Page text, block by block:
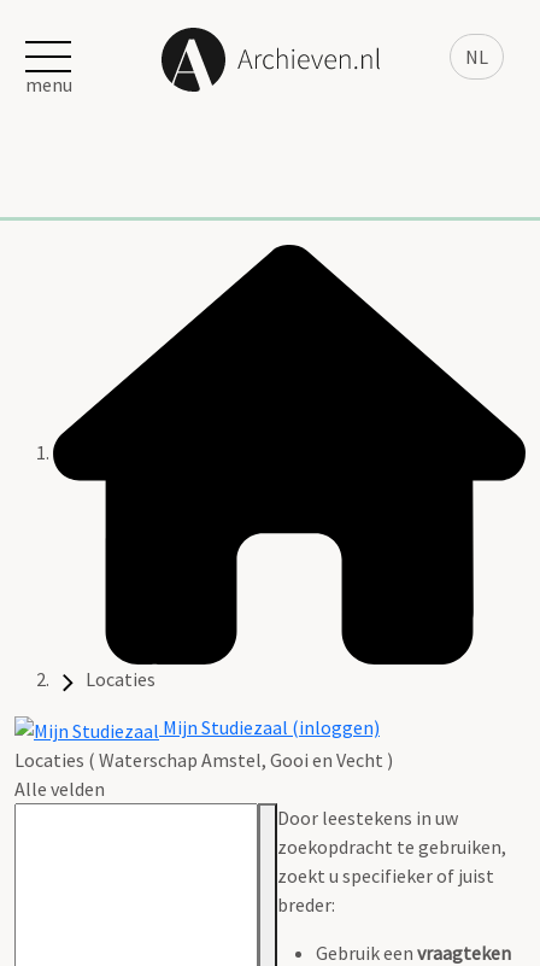
NL
menu
Locaties
Mijn Studiezaal (inloggen)
Locaties ( Waterschap Amstel, Gooi en Vecht )
Alle velden
Door leestekens in uw
zoekopdracht te gebruiken,
zoekt u specifieker of juist
breder:
Gebruik een vraagteken